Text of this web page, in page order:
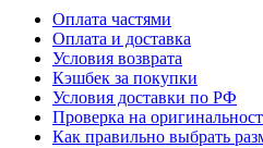
Оплата частями
Оплата и доставка
Условия возврата
Кэшбек за покупки
Условия доставки по РФ
Проверка на
Как правильно выбрать